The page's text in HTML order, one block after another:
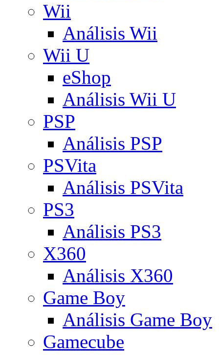
Wii
Análisis Wii
Wii U
eShop
Análisis Wii U
PSP
Análisis PSP
PSVita
Análisis PSVita
PS3
Análisis PS3
X360
Análisis X360
Game Boy
Análisis Game Boy
Gamecube